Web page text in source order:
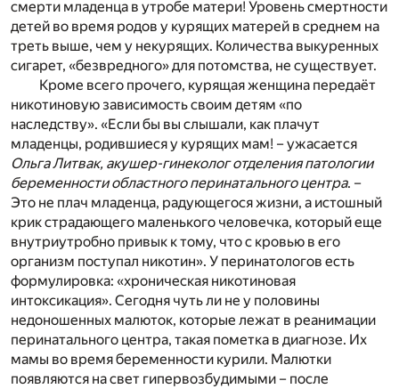
смерти младенца в утробе матери! Уровень смертности
детей во время родов у курящих матерей в среднем на
треть выше, чем у некурящих. Количества выкуренных
сигарет, «безвредного» для потомства, не существует.
Кроме всего прочего, курящая женщина передаёт
никотиновую зависимость своим детям «по
наследству». «Если бы вы слышали, как плачут
младенцы, родившиеся у курящих мам! – ужасается
Ольга Литвак, акушер-гинеколог отделения патологии
беременности областного перинатального центра. –
Это не плач младенца, радующегося жизни, а истошный
крик страдающего маленького человечка, который еще
внутриутробно привык к тому, что с кровью в его
организм поступал никотин». У перинатологов есть
формулировка: «хроническая никотиновая
интоксикация». Сегодня чуть ли не у половины
недоношенных малюток, которые лежат в реанимации
перинатального центра, такая пометка в диагнозе. Их
мамы во время беременности курили. Малютки
появляются на свет гипервозбудимыми – после